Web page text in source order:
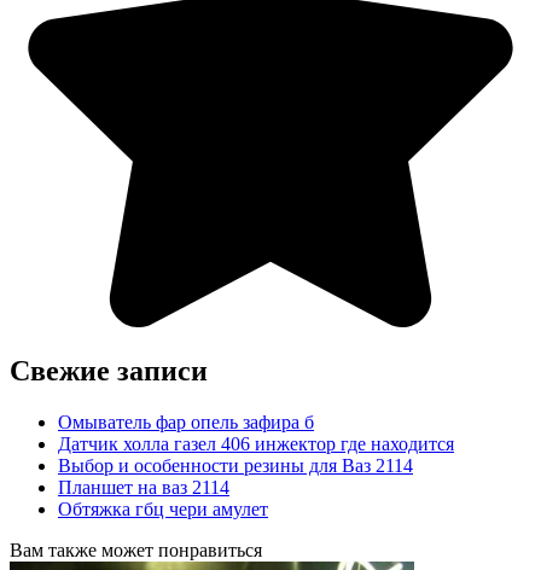
Свежие записи
Омыватель фар опель зафира б
Датчик холла газел 406 инжектор где находится
Выбор и особенности резины для Ваз 2114
Планшет на ваз 2114
Обтяжка гбц чери амулет
Вам также может понравиться